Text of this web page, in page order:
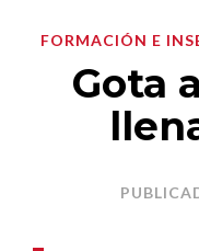
FORMACIÓN E
Gota